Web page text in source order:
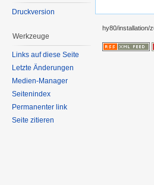
Druckversion
Werkzeuge
Links auf diese Seite
Letzte Änderungen
Medien-Manager
Seitenindex
Permanenter link
Seite zitieren
hy80/installation/